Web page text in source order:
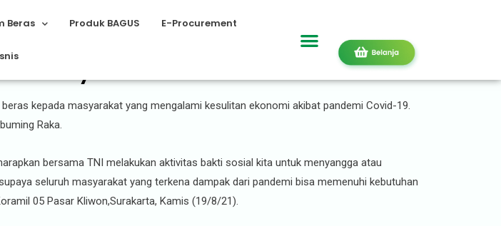
Beras Produk BAGUS E-Procurement
Masyarakat
kepada masyarakat yang mengalami kesulitan ekonomi akibat pandemi Covid-19.
Raka.
bersama TNI melakukan aktivitas bakti sosial kita untuk menyangga atau
seluruh masyarakat yang terkena dampak dari pandemi bisa memenuhi kebutuhan
05 Pasar Kliwon,Surakarta, Kamis (19/8/21).